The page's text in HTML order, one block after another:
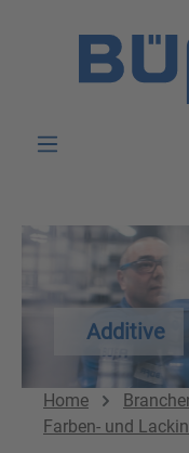
Additive
Home
Farben- und